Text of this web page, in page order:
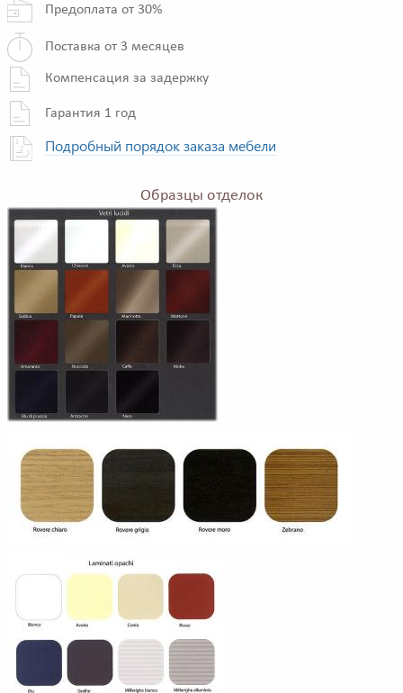
Предоплата от 30%
Поставка от 3 месяцев
Компенсация за задержку
Гарантия 1 год
Подробный порядок заказа мебели
Образцы отделок